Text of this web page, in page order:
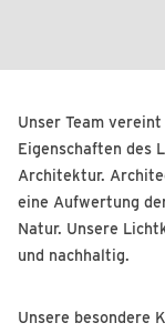
Unser Team
Eigenschaften des
Architektur.
eine Aufwertung
Natur. Unsere
und nachhaltig.
Unsere besondere